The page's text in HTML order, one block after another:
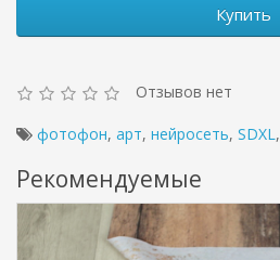
Купить
Отзывов нет
фотофон, арт, нейросеть, SDXL,
Рекомендуемые